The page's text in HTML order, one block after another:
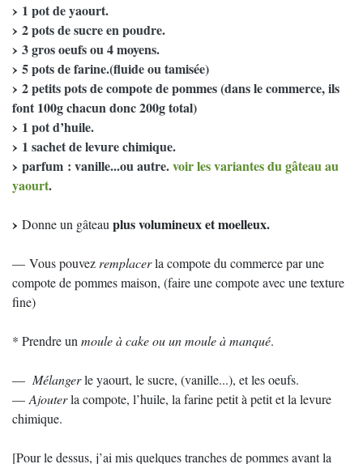
1 pot de yaourt.
2 pots de sucre en poudre.
3 gros oeufs ou 4 moyens.
5 pots de farine.(fluide ou tamisée)
2 petits pots de compote de pommes (dans le commerce, ils
font 100g chacun donc 200g total)
1 pot d’huile.
1 sachet de levure chimique.
parfum : vanille...ou autre.voir les variantes du gâteau au
yaourt.
Donne un gâteauplus volumineux et moelleux.
— Vous pouvezremplacerla compote du commerce par une
compote de pommes maison, (faire une compote avec une texture
fine)
* Prendre unmoule à cake ou un moule à manqué.
— Mélangerle yaourt, le sucre, (vanille...), et les oeufs.
—Ajouterla compote, l’huile, la farine petit à petit et la levure
chimique.
[Pour le dessus, j’ai mis quelques tranches de pommes avant la